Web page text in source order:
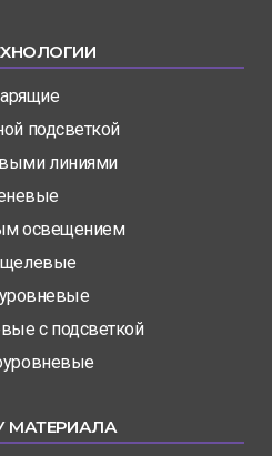
подсветкой
линиями
освещением
с подсветкой
МАТЕРИАЛА